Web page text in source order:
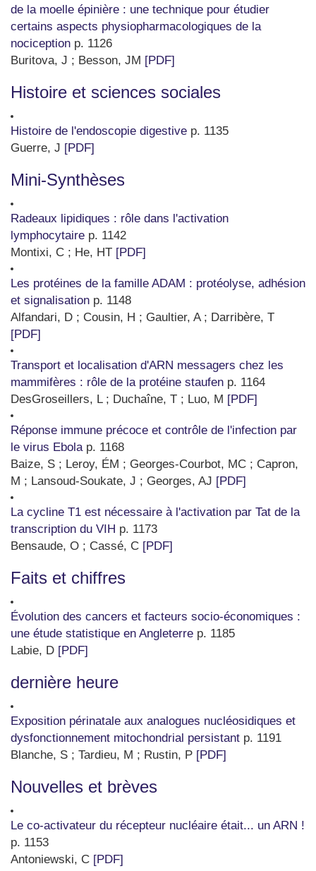
de la moelle épinière : une technique pour étudier
certains aspects physiopharmacologiques de la
nociception p. 1126
Buritova, J ; Besson, JM [PDF]
Histoire et sciences sociales
Histoire de l'endoscopie digestive p. 1135
Guerre, J [PDF]
Mini-Synthèses
Radeaux lipidiques : rôle dans l'activation
lymphocytaire p. 1142
Montixi, C ; He, HT [PDF]
Les protéines de la famille ADAM : protéolyse, adhésion
et signalisation p. 1148
Alfandari, D ; Cousin, H ; Gaultier, A ; Darribère, T
[PDF]
Transport et localisation d'ARN messagers chez les
mammifères : rôle de la protéine staufen p. 1164
DesGroseillers, L ; Duchaîne, T ; Luo, M [PDF]
Réponse immune précoce et contrôle de l'infection par
le virus Ebola p. 1168
Baize, S ; Leroy, ÉM ; Georges-Courbot, MC ; Capron,
M ; Lansoud-Soukate, J ; Georges, AJ [PDF]
La cycline T1 est nécessaire à l'activation par Tat de la
transcription du VIH p. 1173
Bensaude, O ; Cassé, C [PDF]
Faits et chiffres
Évolution des cancers et facteurs socio-économiques :
une étude statistique en Angleterre p. 1185
Labie, D [PDF]
dernière heure
Exposition périnatale aux analogues nucléosidiques et
dysfonctionnement mitochondrial persistant p. 1191
Blanche, S ; Tardieu, M ; Rustin, P [PDF]
Nouvelles et brèves
Le co-activateur du récepteur nucléaire était... un ARN !
p. 1153
Antoniewski, C [PDF]